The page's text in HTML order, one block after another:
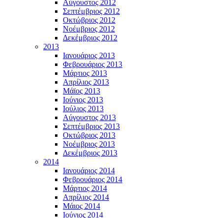
Αύγουστος 2012
Σεπτέμβριος 2012
Οκτώβριος 2012
Νοέμβριος 2012
Δεκέμβριος 2012
2013
Ιανουάριος 2013
Φεβρουάριος 2013
Μάρτιος 2013
Απρίλιος 2013
Μάϊος 2013
Ιούνιος 2013
Ιούλιος 2013
Αύγουστος 2013
Σεπτέμβριος 2013
Οκτώβριος 2013
Νοέμβριος 2013
Δεκέμβριος 2013
2014
Ιανουάριος 2014
Φεβρουάριος 2014
Μάρτιος 2014
Απρίλιος 2014
Μάιος 2014
Ιούνιος 2014